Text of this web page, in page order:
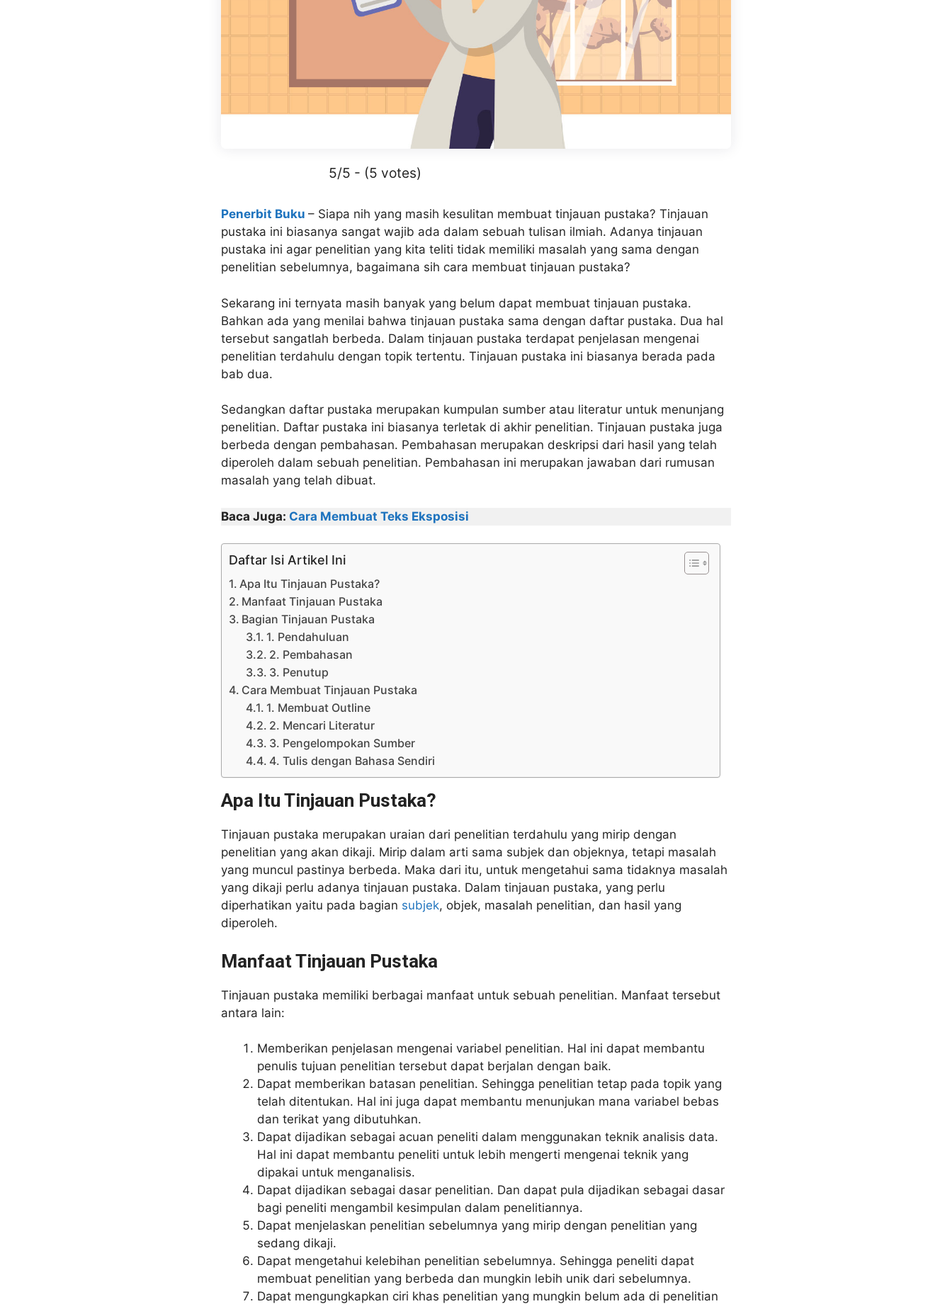
5/5 - (5 votes)
Penerbit Buku – Siapa nih yang masih kesulitan membuat tinjauan pustaka? Tinjauan
pustaka ini biasanya sangat wajib ada dalam sebuah tulisan ilmiah. Adanya tinjauan
pustaka ini agar penelitian yang kita teliti tidak memiliki masalah yang sama dengan
penelitian sebelumnya, bagaimana sih cara membuat tinjauan pustaka?
Sekarang ini ternyata masih banyak yang belum dapat membuat tinjauan pustaka.
Bahkan ada yang menilai bahwa tinjauan pustaka sama dengan daftar pustaka. Dua hal
tersebut sangatlah berbeda. Dalam tinjauan pustaka terdapat penjelasan mengenai
penelitian terdahulu dengan topik tertentu. Tinjauan pustaka ini biasanya berada pada
bab dua.
Sedangkan daftar pustaka merupakan kumpulan sumber atau literatur untuk menunjang
penelitian. Daftar pustaka ini biasanya terletak di akhir penelitian. Tinjauan pustaka juga
berbeda dengan pembahasan. Pembahasan merupakan deskripsi dari hasil yang telah
diperoleh dalam sebuah penelitian. Pembahasan ini merupakan jawaban dari rumusan
masalah yang telah dibuat.
Baca Juga: Cara Membuat Teks Eksposisi
Daftar Isi Artikel Ini
Apa Itu Tinjauan Pustaka?
Manfaat Tinjauan Pustaka
Bagian Tinjauan Pustaka
1. Pendahuluan
2. Pembahasan
3. Penutup
Cara Membuat Tinjauan Pustaka
1. Membuat Outline
2. Mencari Literatur
3. Pengelompokan Sumber
4. Tulis dengan Bahasa Sendiri
Apa Itu Tinjauan Pustaka?
Tinjauan pustaka merupakan uraian dari penelitian terdahulu yang mirip dengan
penelitian yang akan dikaji. Mirip dalam arti sama subjek dan objeknya, tetapi masalah
yang muncul pastinya berbeda. Maka dari itu, untuk mengetahui sama tidaknya masalah
yang dikaji perlu adanya tinjauan pustaka. Dalam tinjauan pustaka, yang perlu
diperhatikan yaitu pada bagian subjek, objek, masalah penelitian, dan hasil yang
diperoleh.
Manfaat Tinjauan Pustaka
Tinjauan pustaka memiliki berbagai manfaat untuk sebuah penelitian. Manfaat tersebut
antara lain:
Memberikan penjelasan mengenai variabel penelitian. Hal ini dapat membantu
penulis tujuan penelitian tersebut dapat berjalan dengan baik.
Dapat memberikan batasan penelitian. Sehingga penelitian tetap pada topik yang
telah ditentukan. Hal ini juga dapat membantu menunjukan mana variabel bebas
dan terikat yang dibutuhkan.
Dapat dijadikan sebagai acuan peneliti dalam menggunakan teknik analisis data.
Hal ini dapat membantu peneliti untuk lebih mengerti mengenai teknik yang
dipakai untuk menganalisis.
Dapat dijadikan sebagai dasar penelitian. Dan dapat pula dijadikan sebagai dasar
bagi peneliti mengambil kesimpulan dalam penelitiannya.
Dapat menjelaskan penelitian sebelumnya yang mirip dengan penelitian yang
sedang dikaji.
Dapat mengetahui kelebihan penelitian sebelumnya. Sehingga peneliti dapat
membuat penelitian yang berbeda dan mungkin lebih unik dari sebelumnya.
Dapat mengungkapkan ciri khas penelitian yang mungkin belum ada di penelitian